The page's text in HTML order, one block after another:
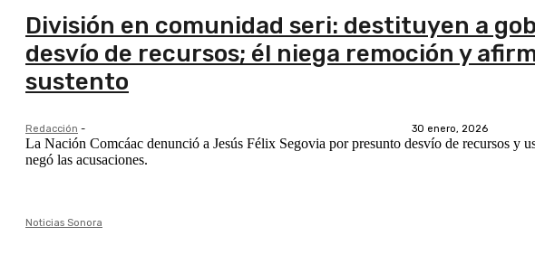
División en comunidad seri: destituyen a
desvío de recursos; él niega remoción y
sustento
Redacción - 30 enero, 2026
La Nación Comcáac denunció a Jesús Félix Segovia por presunto desvío de recursos y
negó las acusaciones.
Noticias Sonora